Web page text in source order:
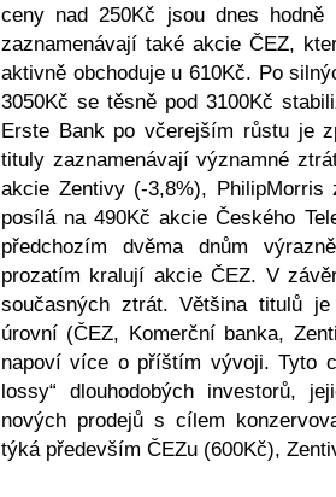
ceny nad 250Kč jsou dnes hodně
zaznamenávají také akcie ČEZ,
aktivně obchoduje u 610Kč. Po
3050Kč se těsně pod 3100Kč
Erste Bank po včerejším růstu je
tituly zaznamenávají významné
akcie Zentivy (-3,8%),
posílá na 490Kč akcie Českého
předchozím dvěma dnům
prozatím kralují akcie ČEZ. V
současných ztrát. Většina titulů
úrovní (ČEZ, Komerční banka,
napoví více o příštím vývoji. Tyto
lossy“ dlouhodobých investorů,
nových prodejů s cílem
týká především ČEZu (600Kč),